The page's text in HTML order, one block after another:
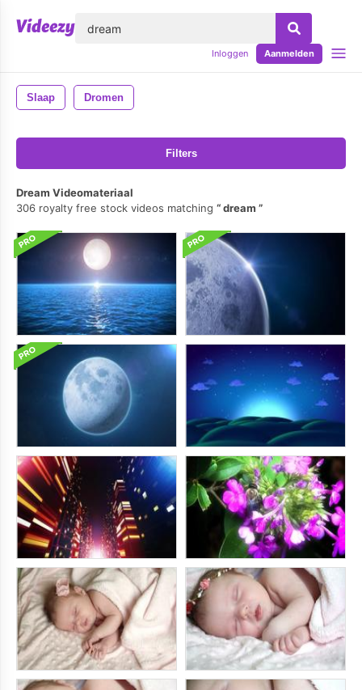
Inloggen Aanmelden
Slaap Dromen
Filters
Dream Videomateriaal
306 royalty free stock videos matching
dream